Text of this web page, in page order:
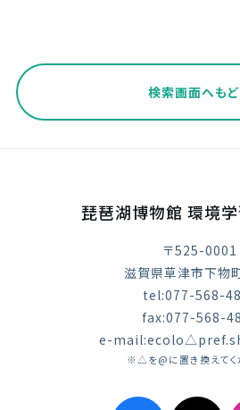
検索画面へも
琵琶湖博物館 環境
〒525-0001
滋賀県草津市下物
tel:077-568-
fax:077-568-
e-
※△を@に置き換えてく